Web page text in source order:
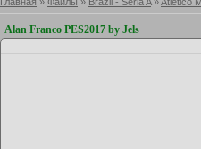
Alan Franco PES2017 by Jels